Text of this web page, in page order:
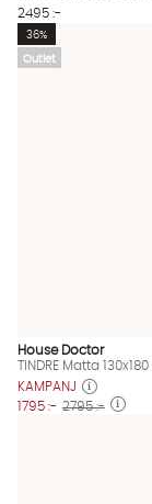
2495 :-
Outlet
36%
House Doctor
TINDRE Matta
KAMPANJ
1795 :- 2795 :-